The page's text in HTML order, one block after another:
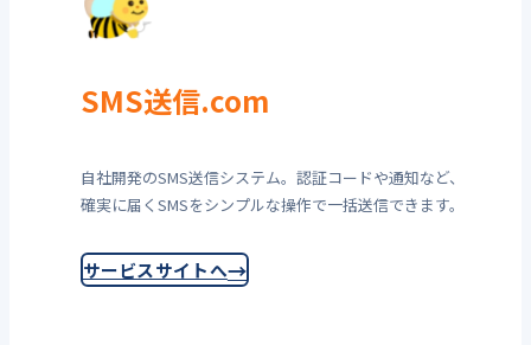
SMS送信.com
自社開発のSMS送信システム。認証コードや通知など、
確実に届くSMSをシンプルな操作で一括送信できます。
サービスサイトへ